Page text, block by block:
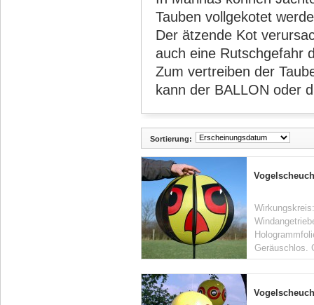
Tauben vollgekotet
Der ätzende Kot
auch eine Rutschgefahr
Zum vertreiben der
kann der BALLON oder
Sortierung:
Geräuschlos.